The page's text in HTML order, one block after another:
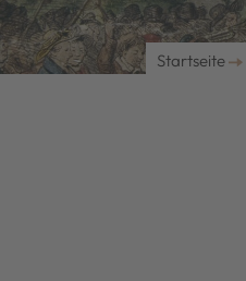
Startseite